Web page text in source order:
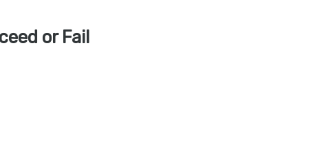
or Fail